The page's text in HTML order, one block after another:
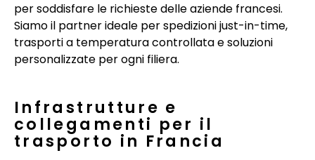
per soddisfare le richieste delle aziende francesi.
Siamo il partner ideale per spedizioni just-in-time,
trasporti a temperatura controllata e soluzioni
personalizzate per ogni filiera.
Infrastrutture e
collegamenti per il
trasporto in Francia